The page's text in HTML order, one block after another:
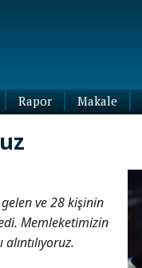
Rapor Makale
gelen ve 28 kişinin
Memleketimizin
alıntılıyoruz.